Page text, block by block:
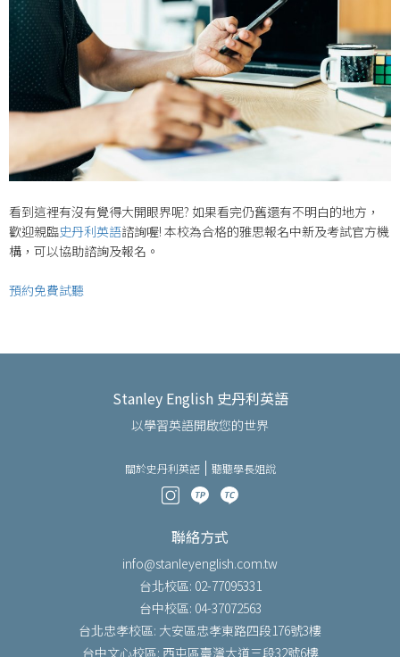
看到這裡有沒有覺得大開眼界呢? 如果看完仍舊還有不明白的地方，
歡迎親臨史丹利英語諮詢喔! 本校為合格的雅思報名中新及考試官方機
構，可以協助諮詢及報名。
預約免費試聽
Stanley English 史丹利英語
以學習英語開啟您的世界
關於史丹利英語 聽聽學長姐說
聯絡方式
info@stanleyenglish.com.tw
台北校區: 02-77095331
台中校區: 04-37072563
台北忠孝校區: 大安區忠孝東路四段176號3樓
台中文心校區: 西屯區臺灣大道三段32號6樓